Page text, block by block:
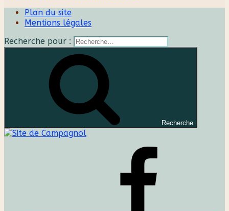
Plan du site
Mentions légales
Recherche pour :
Recherche